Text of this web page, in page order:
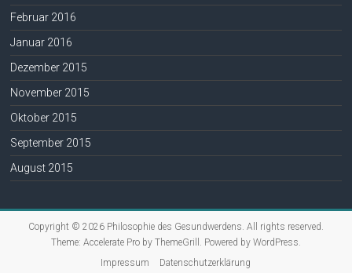
Februar 2016
Januar 2016
Dezember 2015
November 2015
Oktober 2015
September 2015
August 2015
Copyright © 2026 Philosophie des Gesundwerdens. All rights reserved.
Theme: Accelerate Proby ThemeGrill. Powered by WordPress.
Impressum
Datenschutzerklärung